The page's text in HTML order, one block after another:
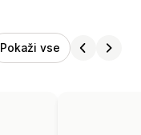
Pokaži vse